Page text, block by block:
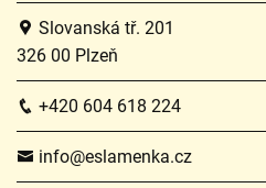
Slovanská tř. 201
326 00 Plzeň
+420 604 618 224
info@eslamenka.cz